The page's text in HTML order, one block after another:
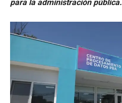
para la administración pública.